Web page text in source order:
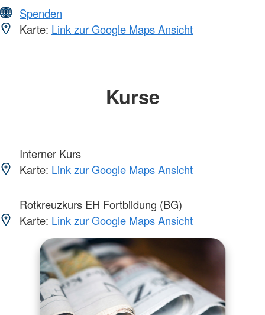
Spenden
Karte: Link zur Google Maps Ansicht
Kurse
Interner Kurs
Karte: Link zur Google Maps Ansicht
Rotkreuzkurs EH Fortbildung (BG)
Karte: Link zur Google Maps Ansicht